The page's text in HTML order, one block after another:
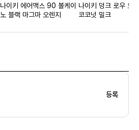
나이키 에어맥스 90 볼케이
노 블랙 마그마 오렌지
나이키 덩크 로우 트
코코넛 밀크
등록